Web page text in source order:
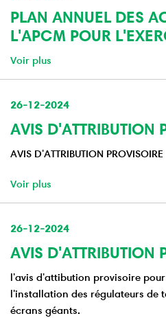
PLAN ANNUEL DES
L'APCM POUR
Voir plus
26-12-2024
AVIS D'ATTRIBUTION
AVIS D'ATTRIBUTION PROVISOIRE
Voir plus
26-12-2024
AVIS D'ATTRIBUTION
l'avis d'attibution provisoire
l'installation des régulateurs de
écrans géants.